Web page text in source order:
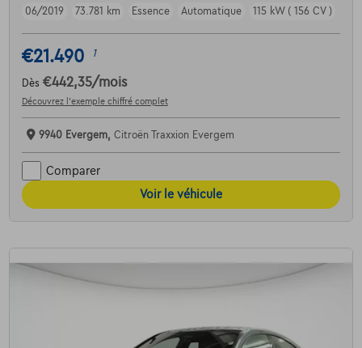
06/2019
73.781 km Essence Automatique 115 kW ( 156 CV )
€21.490 1
Dès €442,35/mois
Découvrez l’exemple chiffré complet
9940 Evergem, Citroën Traxxion Evergem
Comparer
Voir le véhicule